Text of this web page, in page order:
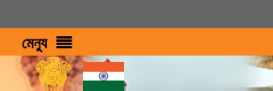
মেন্যু